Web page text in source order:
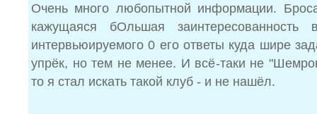
Очень много любопытной информации.
кажущаяся бОльшая
интервьюируемого 0 его ответы куда шире
упрёк, но тем не менее. И всё-таки не
то я стал искать такой клуб - и не нашёл.